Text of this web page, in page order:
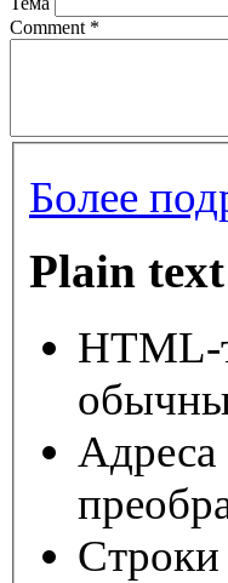
Comment *
Более
Plain text
HTML-
Адреса
Строки